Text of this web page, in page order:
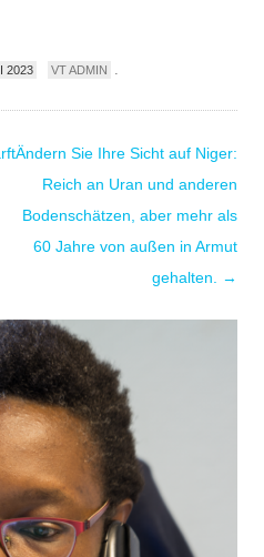
2023 VT ADMIN
Ändern Sie Ihre Sicht auf Niger:
Reich an Uran und anderen
Bodenschätzen, aber mehr als
60 Jahre von außen in Armut
gehalten.
→